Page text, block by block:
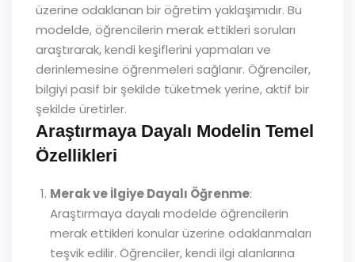
üzerine odaklanan bir öğretim yaklaşımıdır. Bu
modelde, öğrencilerin merak ettikleri soruları
araştırarak, kendi keşiflerini yapmaları ve
derinlemesine öğrenmeleri sağlanır. Öğrenciler,
bilgiyi pasif bir şekilde tüketmek yerine, aktif bir
şekilde üretirler.
Araştırmaya Dayalı Modelin Temel
Özellikleri
Merak ve İlgiye Dayalı Öğrenme:
Araştırmaya dayalı modelde öğrencilerin
merak ettikleri konular üzerine odaklanmaları
teşvik edilir. Öğrenciler, kendi ilgi alanlarına